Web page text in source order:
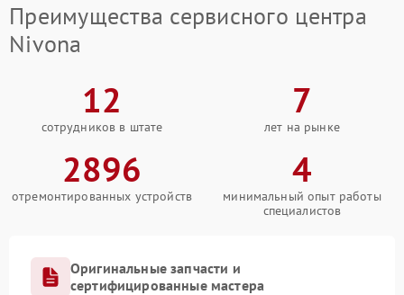
Преимущества сервисного центра
Nivona
12
сотрудников в штате
7
лет на рынке
2896
отремонтированных устройств
4
минимальный опыт работы
специалистов
Оригинальные запчасти и
сертифицированные мастера